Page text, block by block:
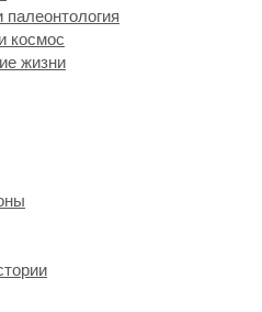
палеонтология
космос
жизни